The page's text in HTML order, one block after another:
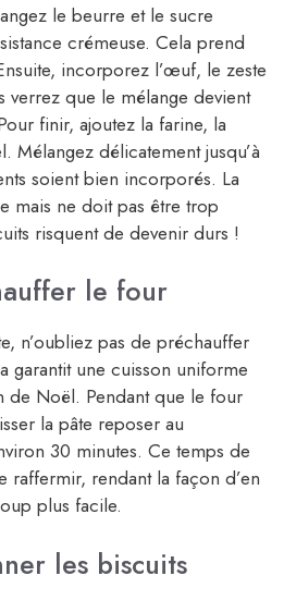
le beurre et le sucre
crémeuse. Cela prend
incorporez l’œuf, le zeste
verrez que le mélange devient
finir, ajoutez la farine, la
Mélangez délicatement jusqu’à
soient bien incorporés. La
mais ne doit pas être trop
risquent de devenir durs !
le four
n’oubliez pas de préchauffer
garantit une cuisson uniforme
de Noël. Pendant que le four
la pâte reposer au
30 minutes. Ce temps de
raffermir, rendant la façon d’en
plus facile.
les biscuits